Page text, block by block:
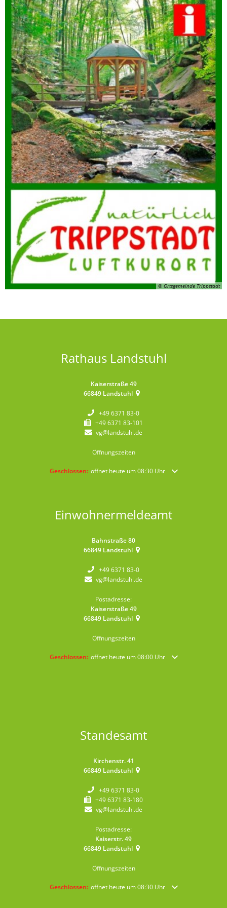
© Ortsgemeinde Trippstadt
Rathaus Landstuhl
Kaiserstraße 49
66849 Landstuhl
+49 6371 83-0
+49 6371 83-101
vg@landstuhl.de
Öffnungszeiten
Klicken, um weitere Öffnungs- oder Schließzeiten
Geschlossen: öffnet heute um 08:30 Uhr
Einwohnermeldeamt
Bahnstraße 80
66849 Landstuhl
+49 6371 83-0
vg@landstuhl.de
Postadresse:
Kaiserstraße 49
66849 Landstuhl
Öffnungszeiten
Klicken, um weitere Öffnungs- oder Schließzeiten
Geschlossen: öffnet heute um 08:00 Uhr
Standesamt
Kirchenstr. 41
66849 Landstuhl
+49 6371 83-0
+49 6371 83-180
vg@landstuhl.de
Postadresse:
Kaiserstr. 49
66849 Landstuhl
Öffnungszeiten
Klicken, um weitere Öffnungs- oder Schließzeiten
Geschlossen: öffnet heute um 08:30 Uhr